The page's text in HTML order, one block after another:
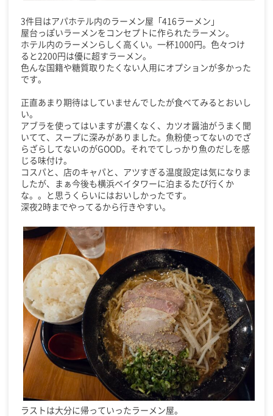
3件目はアパホテル内のラーメン屋「416ラーメン」
屋台っぽいラーメンをコンセプトに作られたラーメン。
ホテル内のラーメンらしく高くい。一杯1000円。色々つけ
ると2200円は優に超すラーメン。
色んな国籍や糖質取りたくない人用にオプションが多かった
です。
正直あまり期待はしていませんでしたが食べてみるとおいし
い。
アブラを使ってはいますが濃くなく、カツオ醤油がうまく聞
いてて、スープに深みがありました。魚粉使ってないのでざ
らざらしてないのがGOOD。それでてしっかり魚のだしを感
じる味付け。
コスパと、店のキャパと、アツすぎる温度設定は気になりま
したが、まぁ今後も横浜ベイタワーに泊まるたび行くか
な。。と思うくらいにはおいしかったです。
深夜2時までやってるから行きやすい。
ラストは大分に帰っていったラーメン屋。